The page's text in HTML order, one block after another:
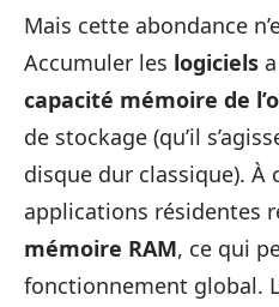
Mais cette abondance
Accumuler les logiciels
capacité mémoire de
de stockage (qu’il
disque dur classique). À
applications résidentes
mémoire RAM, ce qui
fonctionnement global.